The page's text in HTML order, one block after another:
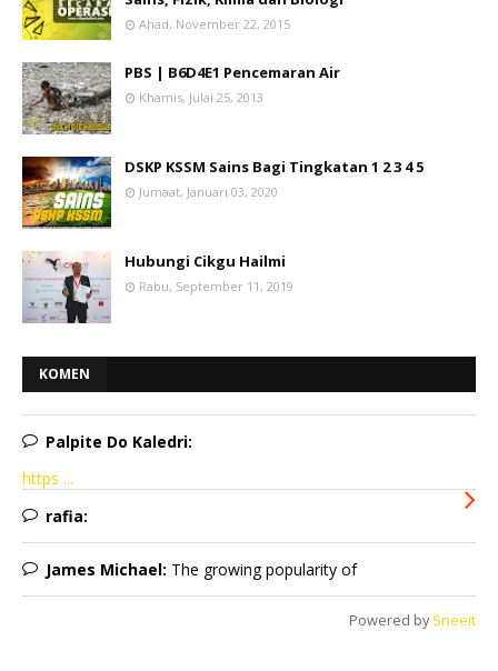
Ahad, November 22, 2015
PBS | B6D4E1 Pencemaran Air
Khamis, Julai 25, 2013
DSKP KSSM Sains Bagi Tingkatan 1 2 3 4 5
Jumaat, Januari 03, 2020
Hubungi Cikgu Hailmi
Rabu, September 11, 2019
KOMEN
Palpite Do Kaledri:
https ...
rafia:
James Michael: The growing popularity of
Powered by Sneeit